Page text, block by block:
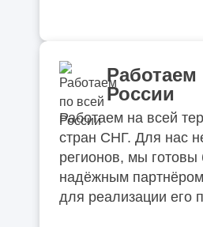
Работаем
России
Работаем на всей
стран СНГ. Для нас
регионов, мы готовы
надёжным партнёром
для реализации его